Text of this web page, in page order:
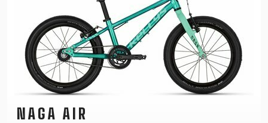
NAGA AIR